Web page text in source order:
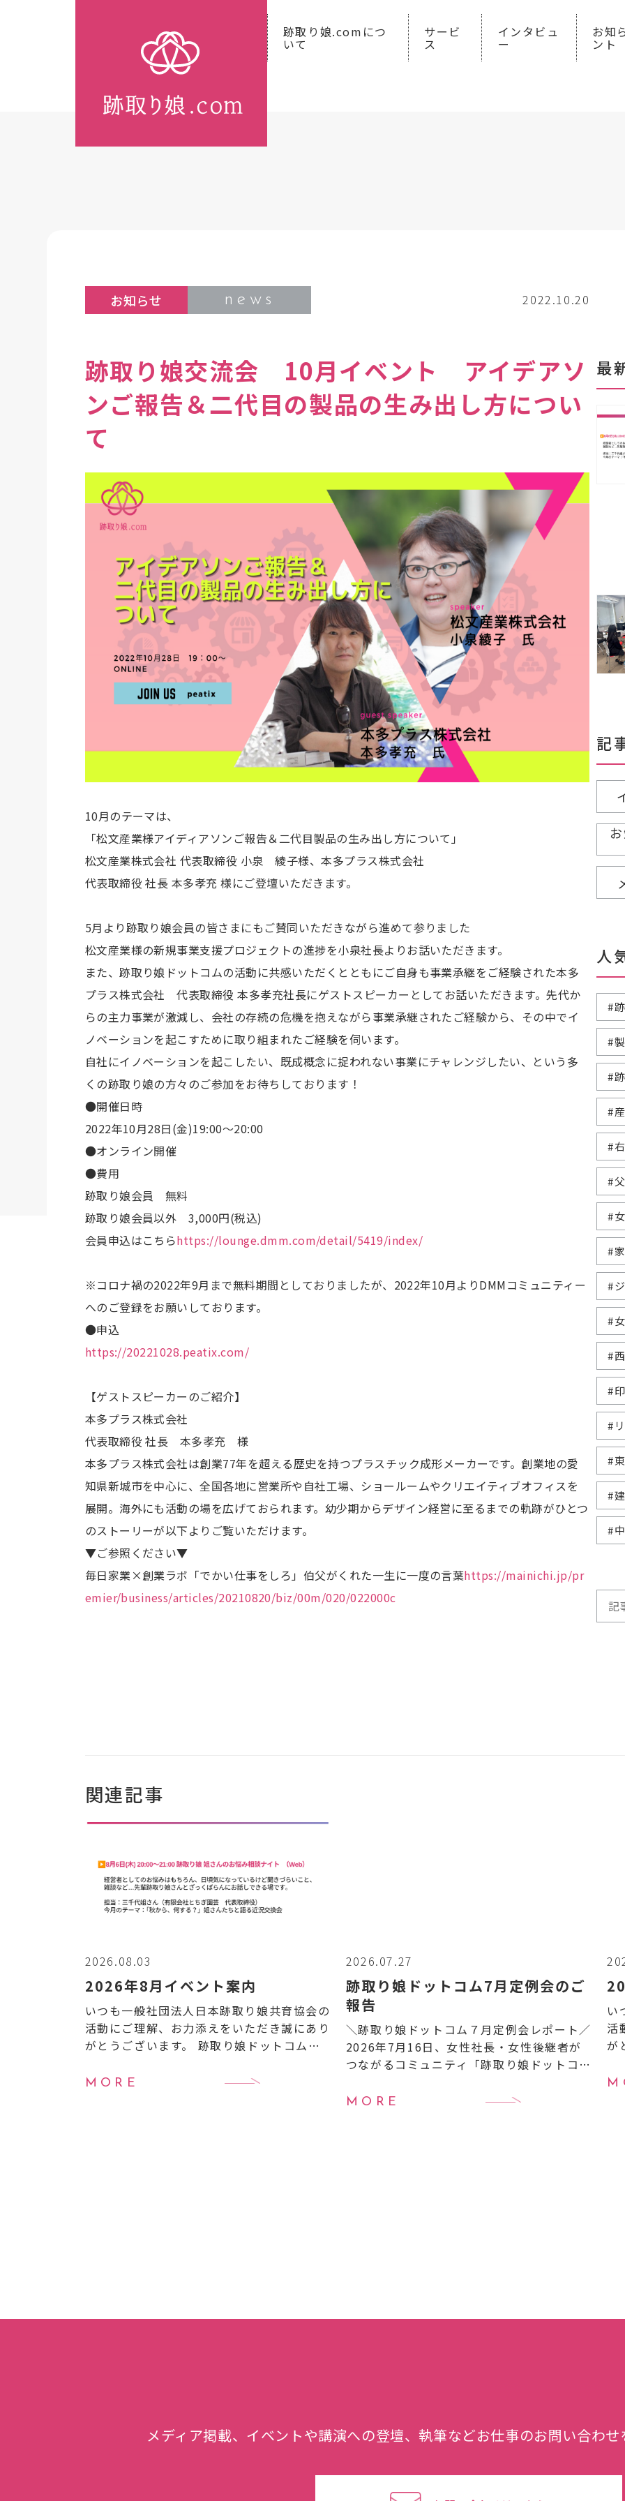
跡取り娘.comにつ
いて
サービ
ス
インタビュ
ー
お知
ント
お知らせ news 2022.10.20
跡取り娘交流会 10月イベント アイデアソ
ンご報告＆二代目の製品の生み出し方につい
て
10月のテーマは、
「松文産業様アイディアソンご報告＆二代目製品の生み出し方について」
松文産業株式会社 代表取締役 小泉 綾子様、本多プラス株式会社
代表取締役 社長 本多孝充 様にご登壇いただきます。
5月より跡取り娘会員の皆さまにもご賛同いただきながら進めて参りました
松文産業様の新規事業支援プロジェクトの進捗を小泉社長よりお話いただきます。
また、跡取り娘ドットコムの活動に共感いただくとともにご自身も事業承継をご経験された本多
プラス株式会社 代表取締役 本多孝充社長にゲストスピーカーとしてお話いただきます。先代か
らの主力事業が激減し、会社の存続の危機を抱えながら事業承継されたご経験から、その中でイ
ノベーションを起こすために取り組まれたご経験を伺います。
自社にイノベーションを起こしたい、既成概念に捉われない事業にチャレンジしたい、という多
くの跡取り娘の方々のご参加をお待ちしております！
●開催日時
2022年10月28日(金)19:00〜20:00
●オンライン開催
●費用
跡取り娘会員 無料
跡取り娘会員以外 3,000円(税込)
会員申込はこちらhttps://lounge.dmm.com/detail/5419/index/
※コロナ禍の2022年9月まで無料期間としておりましたが、2022年10月よりDMMコミュニティー
へのご登録をお願いしております。
●申込
https://20221028.peatix.com/
【ゲストスピーカーのご紹介】
本多プラス株式会社
代表取締役 社長 本多孝充 様
本多プラス株式会社は創業77年を超える歴史を持つプラスチック成形メーカーです。創業地の愛
知県新城市を中心に、全国各地に営業所や自社工場、ショールームやクリエイティブオフィスを
展開。海外にも活動の場を広げておられます。幼少期からデザイン経営に至るまでの軌跡がひとつ
のストーリーが以下よりご覧いただけます。
▼ご参照ください▼
毎日家業×創業ラボ「でかい仕事をしろ」伯父がくれた一生に一度の言葉https://mainichi.jp/pr
emier/business/articles/20210820/biz/00m/020/022000c
関連記事
2026.08.03
2026年8月イベント案内
いつも一般社団法人日本跡取り娘共育協会の
活動にご理解、お力添えをいただき誠にあり
がとうございます。 跡取り娘ドットコムよ
ント案内】
8月6日（木）20:00〜21:00
MORE
2026.07.27
跡取り娘ドットコム7月定例会のご
報告
＼跡取り娘ドットコム７月定例会レポート／
2026年7月16日、女性社長・女性後継者が
つながるコミュニティ「跡取り娘ドットコ
国から次世代を担う女性経営者＝“跡取り
MORE
い
活
が
ン
最
記
人
#
#
#
#
#
#
#
#
#
#
#
#
#
#
#
#
メディア掲載、イベントや講演への登壇、執筆などお仕事のお問い合わせ